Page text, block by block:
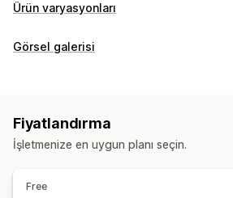
Ürün varyasyonları
Özelleştirme
Görsel galerisi
Özelleştirme
Fiyatlandırma
İşletmenize en uygun planı seçin.
Free